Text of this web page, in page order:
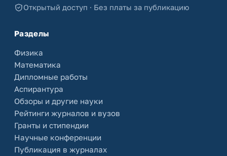
Открытый доступ · Без платы за публикацию
Разделы
Физика
Математика
Дипломные работы
Аспирантура
Обзоры и другие науки
Рейтинги журналов и вузов
Гранты и стипендии
Научные конференции
Публикация в журналах